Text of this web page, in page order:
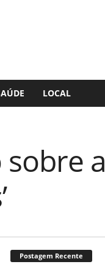
LOCAL
a
Postagem Recente